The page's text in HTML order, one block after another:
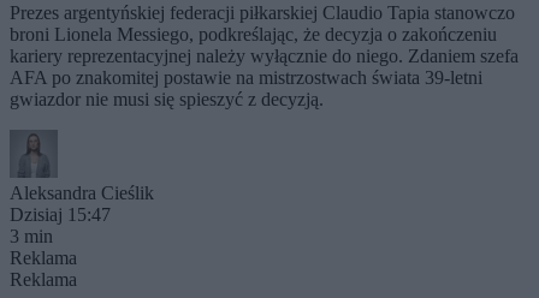
Prezes argentyńskiej federacji piłkarskiej Claudio Tapia stanowczo
broni Lionela Messiego, podkreślając, że decyzja o zakończeniu
kariery reprezentacyjnej należy wyłącznie do niego. Zdaniem szefa
AFA po znakomitej postawie na mistrzostwach świata 39-letni
gwiazdor nie musi się spieszyć z decyzją.
Aleksandra Cieślik
Dzisiaj 15:47
3 min
Reklama
Reklama